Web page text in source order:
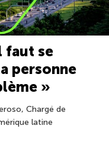
faut se
personne
»
Chargé de
latine